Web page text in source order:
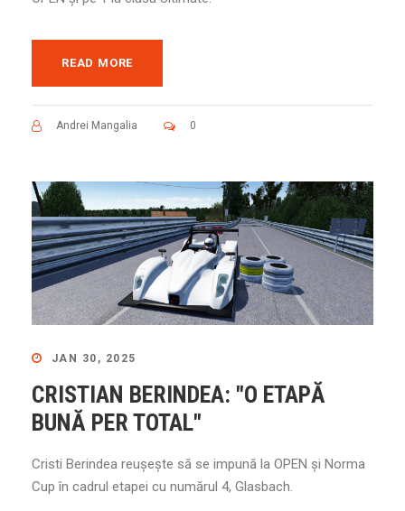
READ MORE
Andrei Mangalia 0
JAN 30, 2025
CRISTIAN BERINDEA: "O ETAPĂ
BUNĂ PER TOTAL"
Cristi Berindea reușește să se impună la OPEN și Norma
Cup în cadrul etapei cu numărul 4, Glasbach.